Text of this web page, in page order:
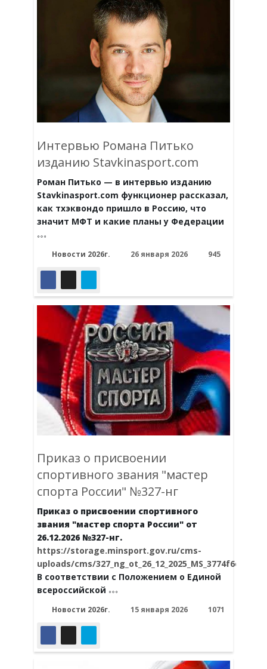
Интервью Романа Питько
изданию Stavkinasport.com
Роман Питько — в интервью изданию
Stavkinasport.com функционер рассказал,
как тхэквондо пришло в Россию, что
значит МФТ и какие планы у Федерации
Новости 2026г. 26 января 2026 945
Приказ о присвоении
спортивного звания "мастер
спорта России" №327-нг
Приказ о присвоении спортивного
звания "мастер спорта России" от
26.12.2026 №327-нг.
https://storage.minsport.gov.ru/cms-
uploads/cms/
В соответствии с Положением о Единой
всероссийской
Новости 2026г. 15 января 2026 1071